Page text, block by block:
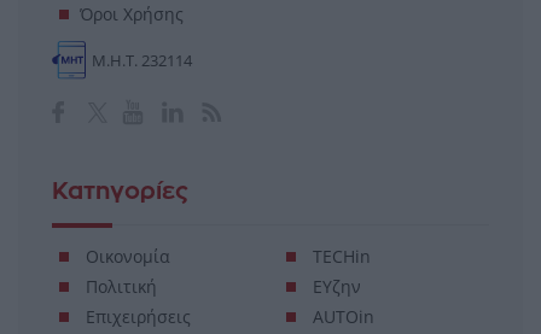
Όροι Χρήσης
Μ.Η.Τ. 232114
Κατηγορίες
Οικονομία
Πολιτική
Επιχειρήσεις
TECHin
ΕΥζην
AUTOin